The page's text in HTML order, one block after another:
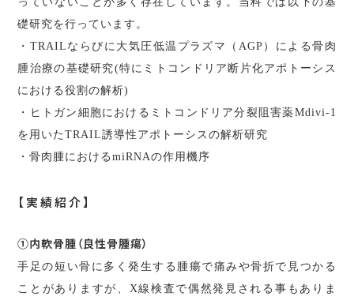
礎研究を行っています。
・TRAILならびに大気圧低温プラズマ（AGP）による骨肉
腫治療の基礎研究(特にミトコンドリア断片化アポトーシス
における役割の解析)
・ヒトガン細胞におけるミトコンドリア分裂阻害薬Mdivi-1
を用いたTRAIL誘導性アポトーシスの解析研究
・骨肉腫におけるmiRNAの作用機序
【実績紹介】
①内軟骨腫（良性骨腫瘍）
手足の短い骨に多く発生する腫瘍で痛みや骨折で見つかる
ことがありますが、X線検査で偶然発見される事もありま